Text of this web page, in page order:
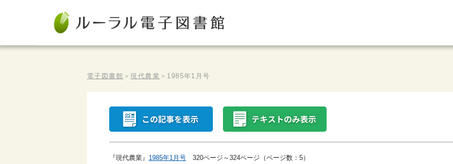
電子図書館 ＞現代農業 ＞ 1985年1月号
『現代農業』 1985年1月号 320ページ～324ページ（ページ数：5）